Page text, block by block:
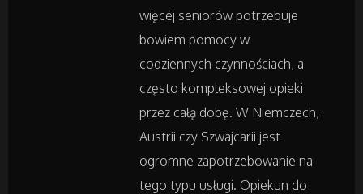
Art. Spożywcze
Inne Sklepy
Maszyny Specjalistyczne
Maszyny
więcej seniorów potrzebuje
bowiem pomocy w
codziennych czynnościach, a
często kompleksowej opieki
przez całą dobę. W Niemczech,
Austrii czy Szwajcarii jest
ogromne zapotrzebowanie na
tego typu usługi. Opiekun do